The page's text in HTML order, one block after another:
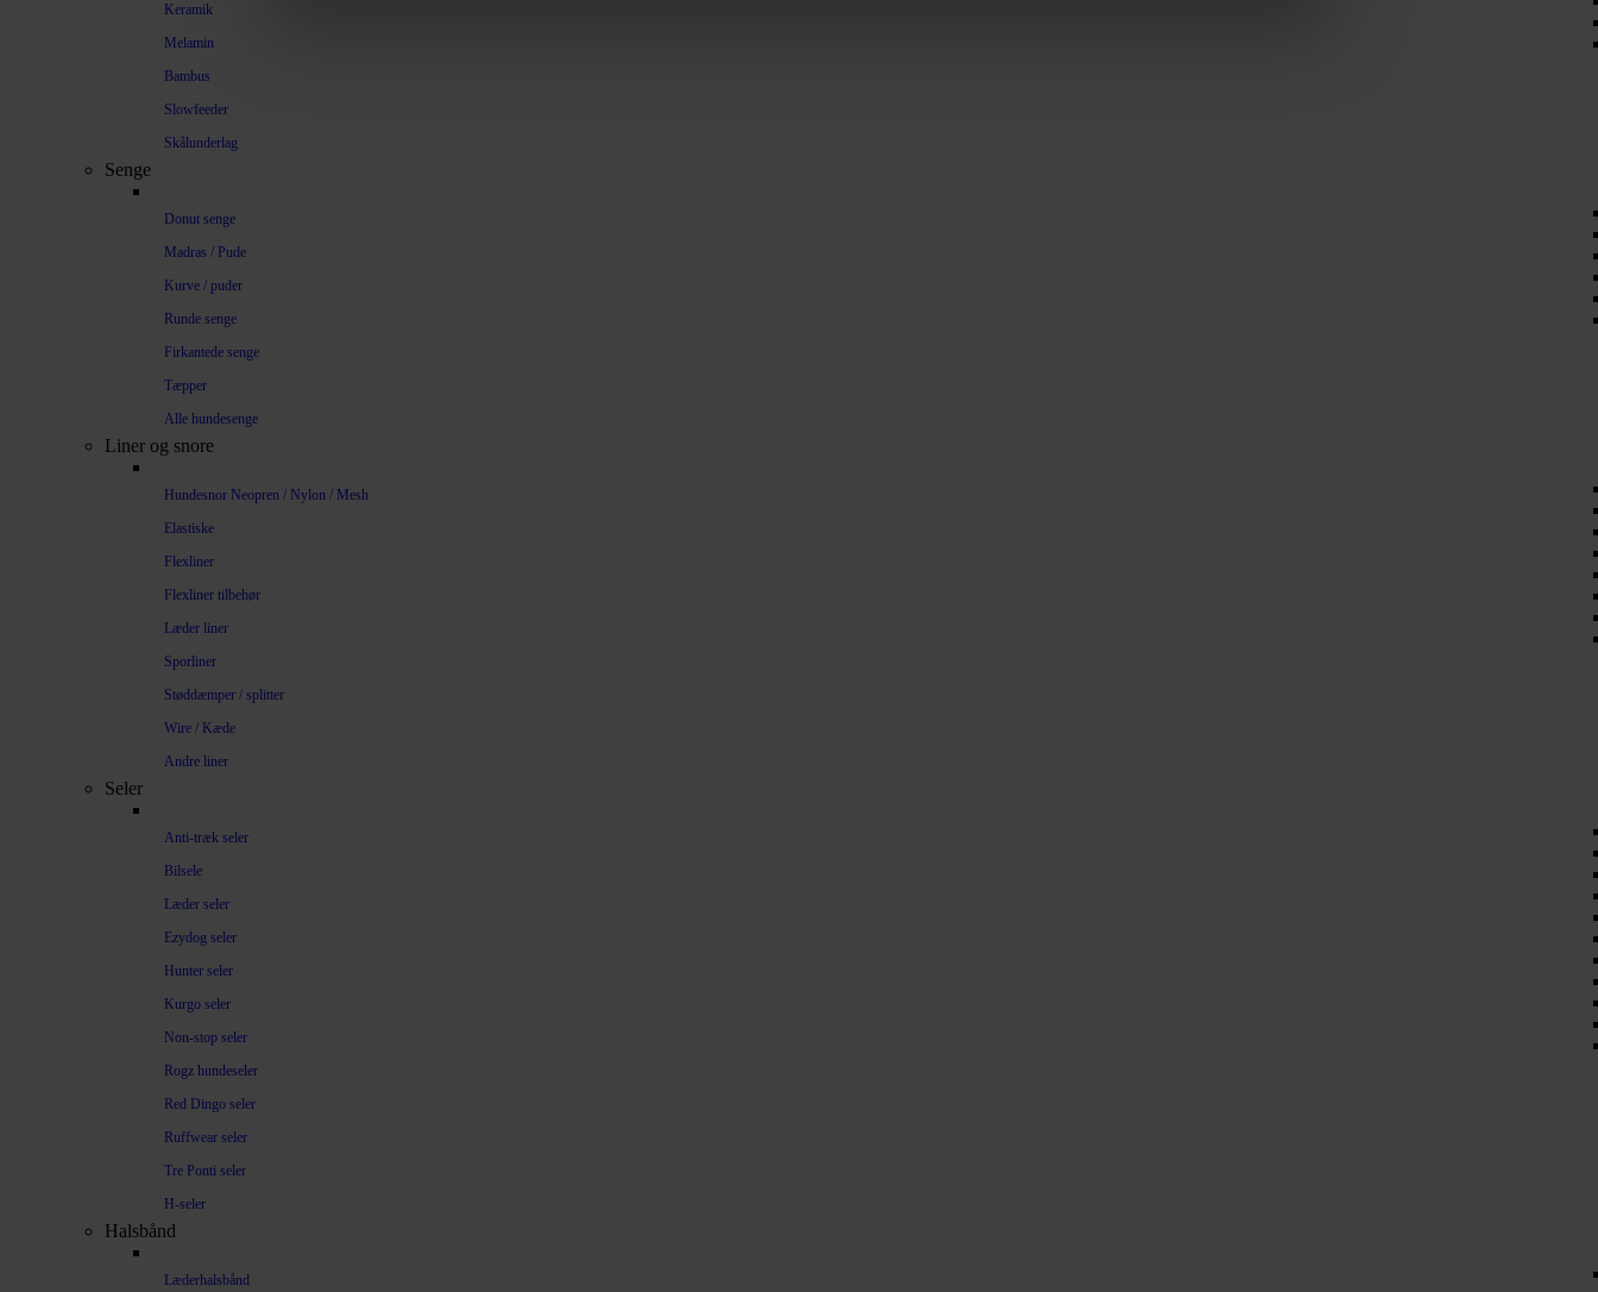
Keramik
Melamin
Bambus
Slowfeeder
Skålunderlag
Senge
Donut senge
Madras / Pude
Kurve / puder
Runde senge
Firkantede senge
Tæpper
Alle hundesenge
Liner og snore
Hundesnor Neopren / Nylon / Mesh
Elastiske
Flexliner
Flexliner tilbehør
Læder liner
Sporliner
Støddæmper / splitter
Wire / Kæde
Andre liner
Seler
Anti-træk seler
Bilsele
Læder seler
Ezydog seler
Hunter seler
Kurgo seler
Non-stop seler
Rogz hundeseler
Red Dingo seler
Ruffwear seler
Tre Ponti seler
H-seler
Halsbånd
Læderhalsbånd